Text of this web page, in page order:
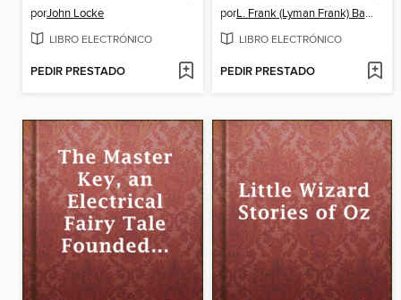
porJohn Locke
LIBRO ELECTRÓNICO
PEDIR PRESTADO
por L. Frank (Lyman Frank) Baum
LIBRO ELECTRÓNICO
PEDIR PRESTADO